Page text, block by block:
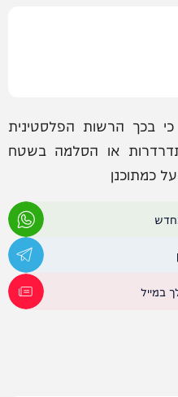
כי בכך הרשות הפלסטינית
או הסלמה בשטח
כמתוכנן
במייל